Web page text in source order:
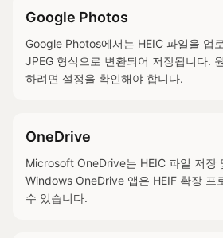
Google Photos
Google Photos에서는 HEIC 파일을 업
JPEG 형식으로 변환되어 저장됩니다.
하려면 설정을 확인해야 합니다.
OneDrive
Microsoft OneDrive는 HEIC 파일 저장
Windows OneDrive 앱은 HEIF 확장 프
수 있습니다.